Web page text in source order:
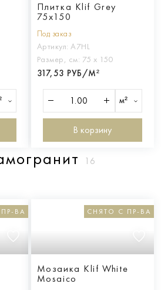
Плитка Klif Grey
75x150
Под заказ
Артикул: A7HL
Размер, см: 75 х 150
317,53 РУБ/М²
м²
В корзину
16
ВА СНЯТО С ПР-ВА
Мозаика Klif White
Mosaico